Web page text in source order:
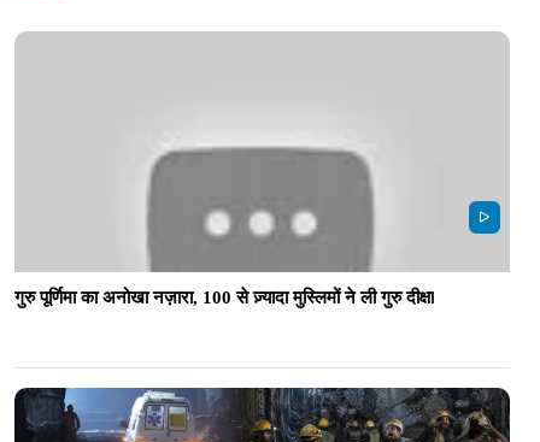
गुरु पूर्णिमा का अनोखा नज़ारा, 100 से ज़्यादा मुस्लिमों ने ली गुरु दीक्षा